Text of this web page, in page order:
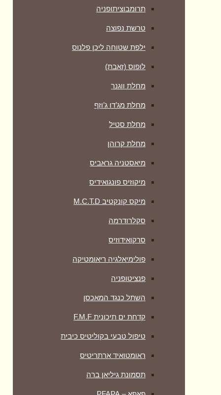
תרומבוציתופניה
טרשת נפוצה
ילפת שטוחה ליכן פלנוס
לופוס (זאבת)
מחלת ווגנר
מחלת מג’דו ג’וזף
מחלת סטיל
מחלת קרוהן
מיאסטניה גראביס
מיקוזיס פונגואידיס
מיקס קונקטיב M.C.T.D
סקלרודרמה
סרקואידוזיס
פולימיאלגיה ריאומטיקה
‏פנציטופניה
השתל כנגד המאכסן
קדחת ים תיכונית F.M.F
טיפול טבעי בקוליטיס כיבית
ראומטואיד ארתריטיס
תסמונת גיליאן ברה